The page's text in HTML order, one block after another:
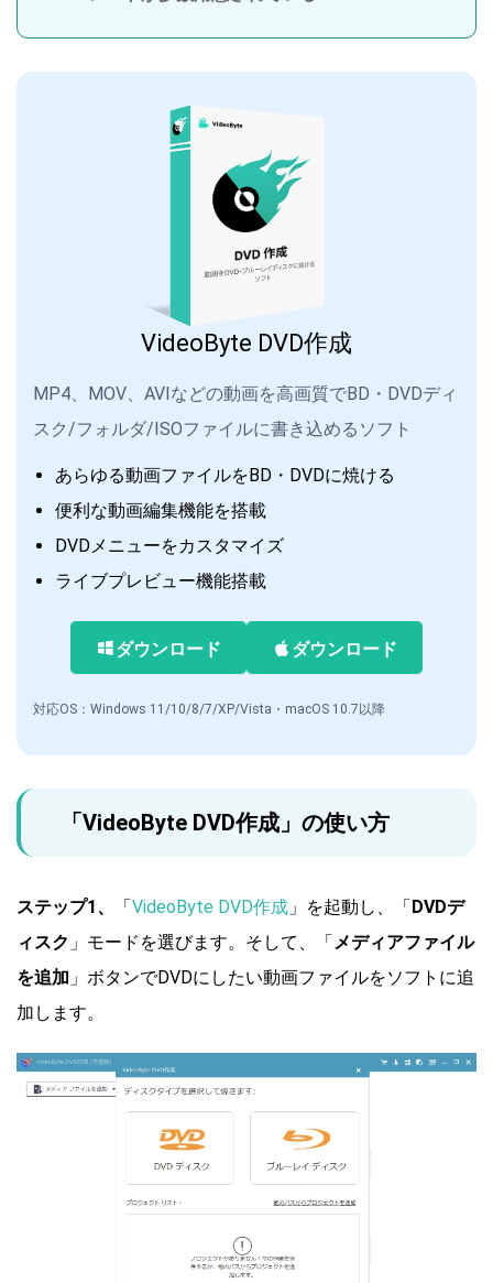
VideoByte DVD作成
MP4、MOV、AVIなどの動画を高画質でBD・DVDディ
スク/フォルダ/ISOファイルに書き込めるソフト
あらゆる動画ファイルをBD・DVDに焼ける
便利な動画編集機能を搭載
DVDメニューをカスタマイズ
ライブプレビュー機能搭載
ダウンロード ダウンロード
対応OS：Windows 11/10/8/7/XP/Vista・macOS 10.7以降
「VideoByte DVD作成」の使い方
ステップ1、 「VideoByte DVD作成 」を起動し、「DVDデ
ィスク 」モードを選びます。そして、「メディアファイル
を追加 」ボタンでDVDにしたい動画ファイルをソフトに追
加します。